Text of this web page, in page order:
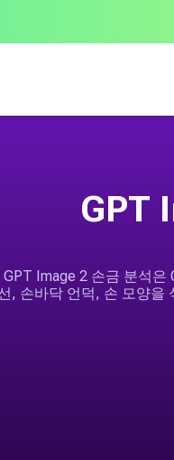
GPT
GPT Image 2 손금 분석은
, 손바닥 언덕, 손 모양을